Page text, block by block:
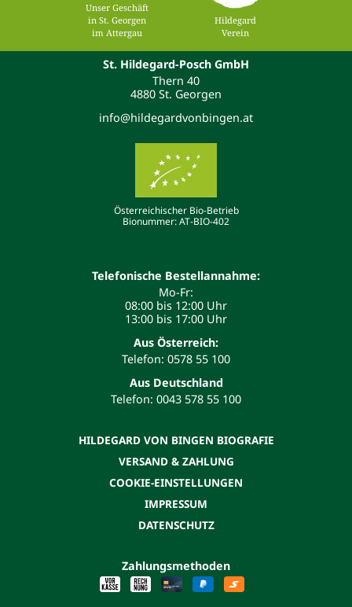
Unser Geschäft
in St. Georgen
im Attergau
Hildegard
Verein
St. Hildegard-Posch GmbH
Thern 40
4880 St. Georgen
info@hildegardvonbingen.at
Österreichischer Bio-Betrieb
Bionummer: AT-BIO-402
Telefonische Bestellannahme:
Mo-Fr:
08:00 bis 12:00 Uhr
13:00 bis 17:00 Uhr
Aus Österreich:
Telefon: 0578 55 100
Aus Deutschland
Telefon: 0043 578 55 100
HILDEGARD VON BINGEN BIOGRAFIE
VERSAND & ZAHLUNG
COOKIE-EINSTELLUNGEN
IMPRESSUM
DATENSCHUTZ
Zahlungsmethoden